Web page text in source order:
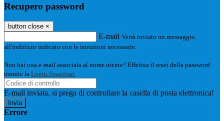
Recupero password
button close ×
E-mail Verrà inviato un messaggio
all'indirizzo indicato con le istruzioni necessarie.
Non hai una e-mail associata al nome utente? Effettua il reset della password
tramite la Login Spaggiari
E-mail inviata, si prega di controllare la casella di posta elettronica!
Errore